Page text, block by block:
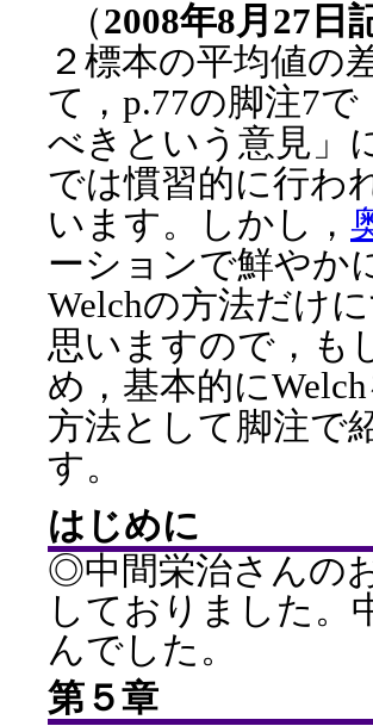
（2008年8月27日
２標本の平均値の
て，p.77の脚注7
べきという意見」
では慣習的に行わ
います。しかし，
ーションで鮮やか
Welchの方法だけ
思いますので，も
め，基本的に
方法として脚注で
す。
はじめに
◎中間栄治さんの
しておりました。
んでした。
第５章